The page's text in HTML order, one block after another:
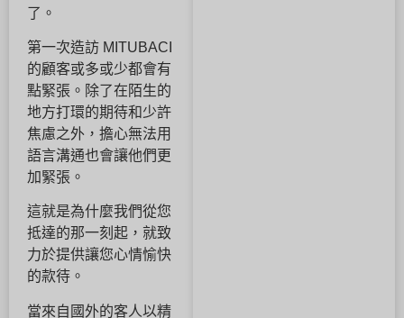
了。
第一次造訪 MITUBACI
的顧客或多或少都會有
點緊張。除了在陌生的
地方打環的期待和少許
焦慮之外，擔心無法用
語言溝通也會讓他們更
加緊張。
這就是為什麼我們從您
抵達的那一刻起，就致
力於提供讓您心情愉快
的款待。
當來自國外的客人以精